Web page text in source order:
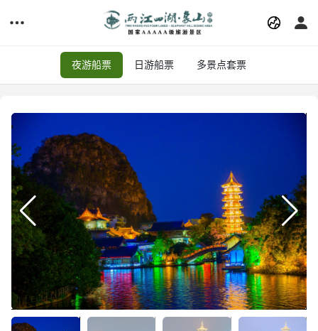
夜游船票 日游船票 多景点套票